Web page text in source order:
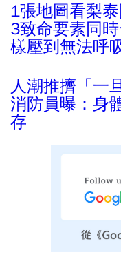
1張地圖看梨
3致命要素同
樣壓到無法呼
人潮推擠「一
消防員曝：身
存